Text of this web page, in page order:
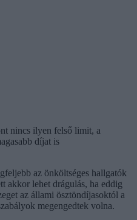
nincs ilyen felső limit, a
díjat is
az önköltséges hallgatók
akkor lehet drágulás, ha eddig
az állami ösztöndíjasoktól a
megengedtek volna.